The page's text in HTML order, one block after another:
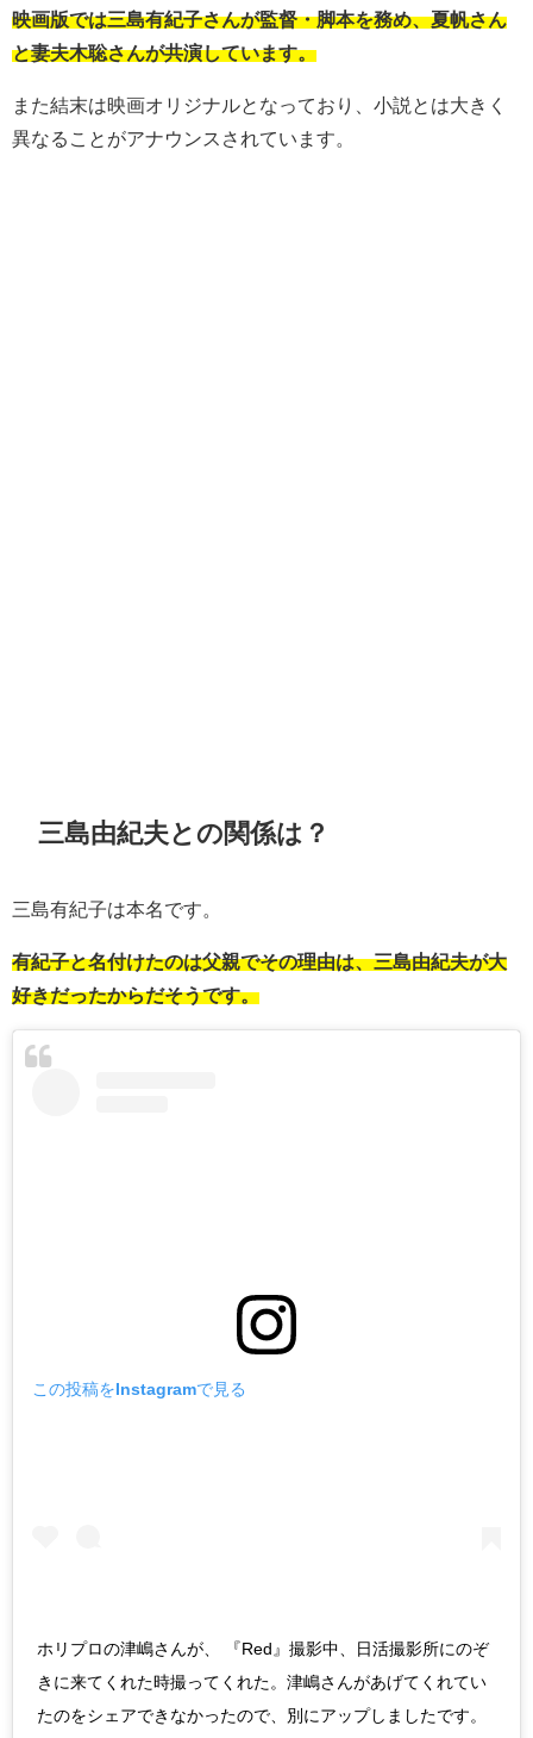
映画版では三島有紀子さんが監督・脚本を務め、夏帆さん
と妻夫木聡さんが共演しています。
また結末は映画オリジナルとなっており、小説とは大きく
異なることがアナウンスされています。
三島由紀夫との関係は？
三島有紀子は本名です。
有紀子と名付けたのは父親でその理由は、三島由紀夫が大
好きだったからだそうです。
この投稿をInstagramで見る
ホリプロの津嶋さんが、 『Red』撮影中、日活撮影所にのぞ
きに来てくれた時撮ってくれた。津嶋さんがあげてくれてい
たのをシェアできなかったので、別にアップしましたです。